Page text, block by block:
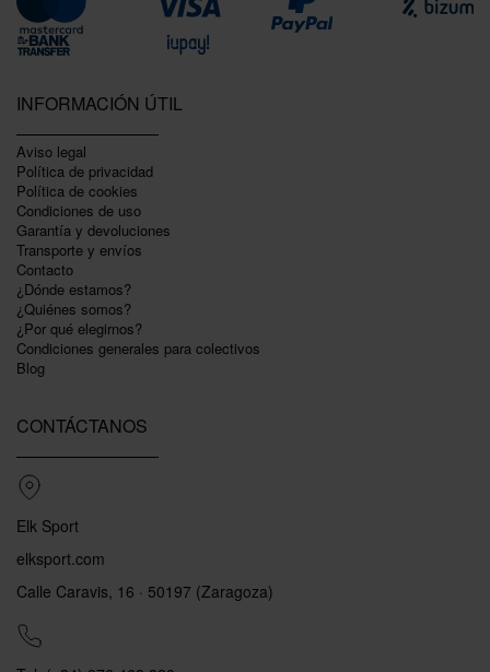
INFORMACIÓN ÚTIL
Aviso legal
Política de privacidad
Polí­tica de cookies
Condiciones de uso
Garantí­a y devoluciones
Transporte y envíos
Contacto
¿Dónde estamos?
¿Quiénes somos?
¿Por qué elegirnos?
Condiciones generales para colectivos
Blog
CONTÁCTANOS
Elk Sport
elksport.com
Calle Caravis, 16 · 50197 (Zaragoza)